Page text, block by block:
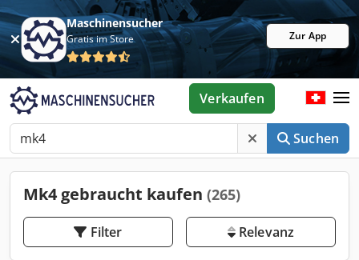
Maschinensucher
Gratis im Store Zur App
Suchen
Verkaufen
Mk4 gebraucht kaufen (265)
Filter Relevanz